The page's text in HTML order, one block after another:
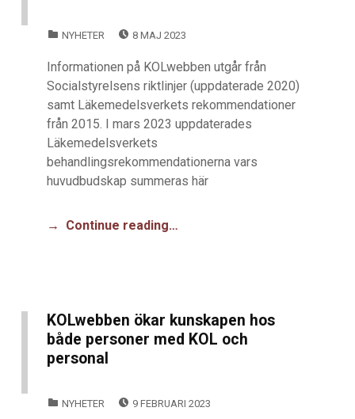
NYHETER
8 MAJ 2023
Informationen på KOLwebben utgår från
Socialstyrelsens riktlinjer (uppdaterade 2020)
samt Läkemedelsverkets rekommendationer
från 2015. I mars 2023 uppdaterades
Läkemedelsverkets
behandlingsrekommendationerna vars
huvudbudskap summeras här
Continue reading…
KOLwebben ökar kunskapen hos
både personer med KOL och
personal
NYHETER
9 FEBRUARI 2023